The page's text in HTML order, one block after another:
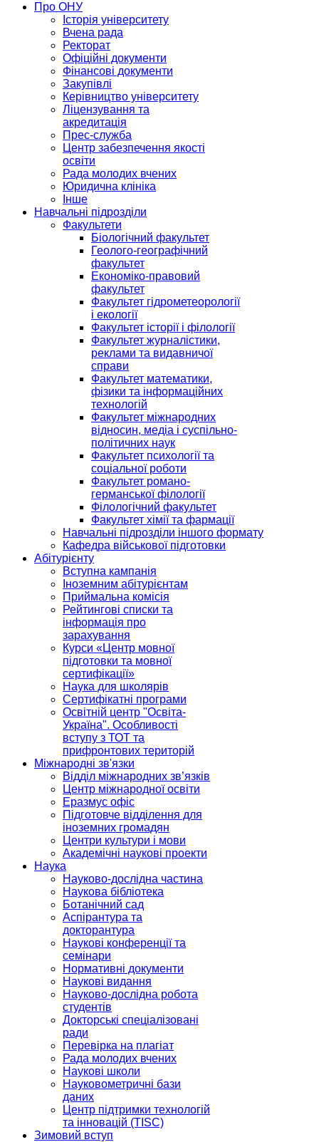
Про ОНУ
Історія університету
Вчена рада
Ректорат
Офіційні документи
Фінансові документи
Закупівлі
Керівництво університету
Ліцензування та
акредитація
Прес-служба
Центр забезпечення якості
освіти
Рада молодих вчених
Юридична клініка
Інше
Навчальні підрозділи
Факультети
Біологічний факультет
Геолого-географічний
факультет
Економіко-правовий
факультет
Факультет гідрометеорології
і екології
Факультет історії і філології
Факультет журналістики,
реклами та видавничої
справи
Факультет математики,
фізики та інформаційних
технологій
Факультет міжнародних
відносин, медіа і суспільно-
політичних наук
Факультет психології та
соціальної роботи
Факультет романо-
германської філології
Філологічний факультет
Факультет хімії та фармації
Навчальні підрозділи іншого формату
Кафедра військової підготовки
Абітурієнту
Вступна кампанія
Іноземним абітурієнтам
Приймальна комісія
Рейтингові списки та
інформація про
зарахування
Курси «Центр мовної
підготовки та мовної
сертифікації»
Наука для школярів
Сертифікатні програми
Освітній центр "Освіта-
Україна". Особливості
вступу з ТОТ та
прифронтових територій
Міжнародні зв'язки
Відділ міжнародних зв’язків
Центр міжнародної освіти
Еразмус офіс
Підготовче відділення для
іноземних громадян
Центри культури і мови
Академічні наукові проекти
Наука
Науково-дослідна частина
Наукова бібліотека
Ботанічний сад
Аспірантура та
докторантура
Наукові конференції та
семінари
Нормативні документи
Наукові видання
Науково-дослідна робота
студентів
Докторські спеціалізовані
ради
Перевірка на плагіат
Рада молодих вчених
Наукові школи
Науковометричні бази
даних
Центр підтримки технологій
та інновацій (TISC)
Зимовий вступ